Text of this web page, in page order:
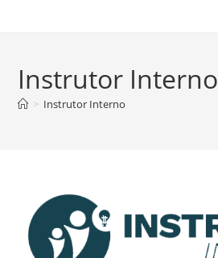
Instrutor Interno
> Instrutor Interno